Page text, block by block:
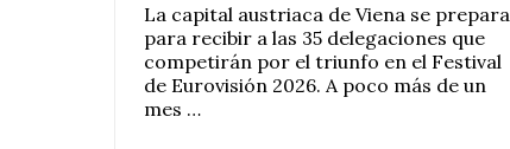
La capital austriaca de Viena se prepara
para recibir a las 35 delegaciones que
competirán por el triunfo en el Festival
de Eurovisión 2026. A poco más de un
mes …